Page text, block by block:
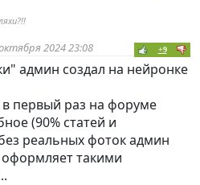
2024 23:08 +9
админ создал на нейронке
в первый раз на форуме
(90% статей и
реальных фоток админ
оформляет такими